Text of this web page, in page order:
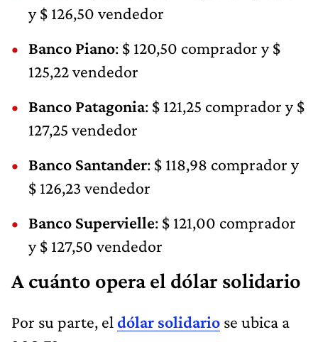
y $ 126,50 vendedor
Banco Piano: $ 120,50 comprador y $
125,22 vendedor
Banco Patagonia: $ 121,25 comprador y $
127,25 vendedor
Banco Santander: $ 118,98 comprador y
$ 126,23 vendedor
Banco Supervielle: $ 121,00 comprador
y $ 127,50 vendedor
A cuánto opera el dólar solidario
Por su parte, el dólar solidario se ubica a